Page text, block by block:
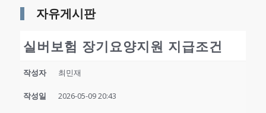
자유게시판
실버보험 장기요양지원 지급조건
작성자 최민재
작성일 2026-05-09 20:43